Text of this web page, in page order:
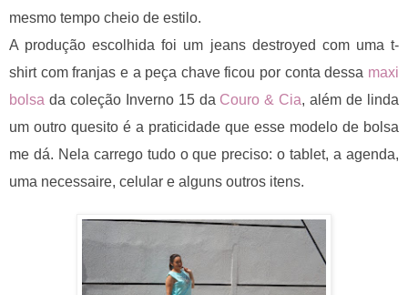
mesmo tempo cheio de estilo.
A produção escolhida foi um jeans destroyed com uma t-
shirt com franjas e a peça chave ficou por conta dessa maxi
bolsa da coleção Inverno 15 da Couro & Cia, além de linda
um outro quesito é a praticidade que esse modelo de bolsa
me dá. Nela carrego tudo o que preciso: o tablet, a agenda,
uma necessaire, celular e alguns outros itens.